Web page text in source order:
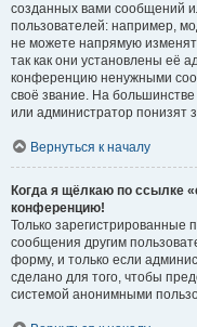
созданных вами сообщений
пользователей: например,
не можете напрямую
так как они установлены её
конференцию ненужными
своё звание. На
или администратор понизят
Вернуться к началу
Когда я щёлкаю по ссылке
конференцию!
Только зарегистрированные
сообщения другим
форму, и только если
сделано для того, чтобы
системой анонимными